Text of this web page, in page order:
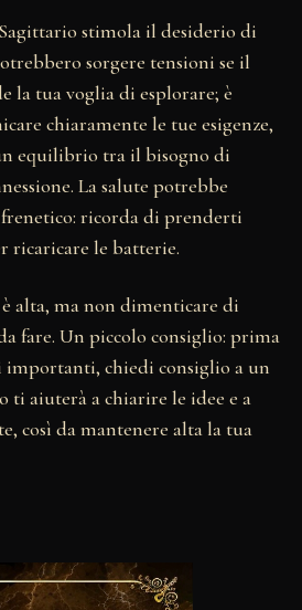
stimola il desiderio di
sorgere tensioni se il
la tua voglia di esplorare; è
chiaramente le tue esigenze,
equilibrio tra il bisogno di
La salute potrebbe
ricorda di prenderti
ricaricare le batterie.
alta, ma non dimenticare di
fare. Un piccolo consiglio: prima
chiedi consiglio a un
ti aiuterà a chiarire le idee e a
così da mantenere alta la tua